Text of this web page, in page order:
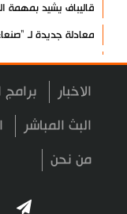
قاليباف يشيد بمهمة
معادلة جديدة لـ
حرس الثورة: واشنطن
طهران: الاتفاق مع
أنصار الله: لا أمان
تألق إيراني في
الزعبي: ثورة
الاخبار برامج
البث المباشر
من نحن